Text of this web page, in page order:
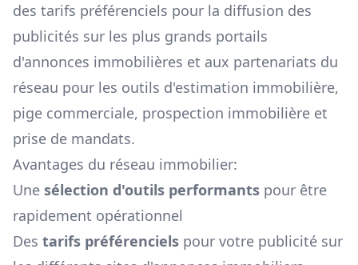
des tarifs préférenciels pour la diffusion des
publicités sur les plus grands portails
d'annonces immobilières et aux partenariats du
réseau pour les outils d'estimation immobilière,
pige commerciale, prospection immobilière et
prise de mandats.
Avantages du réseau immobilier:
Une sélection d'outils performants pour être
rapidement opérationnel
Des tarifs préférenciels pour votre publicité sur